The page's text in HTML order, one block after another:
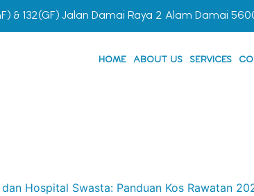
& 132(GF) Jalan Damai Raya 2 Alam Damai
HOME ABOUT US SERVICES
Hospital Swasta: Panduan Kos Rawatan